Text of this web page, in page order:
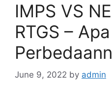
IMPS VS
RTGS – Apa
June 9, 2022 by admin